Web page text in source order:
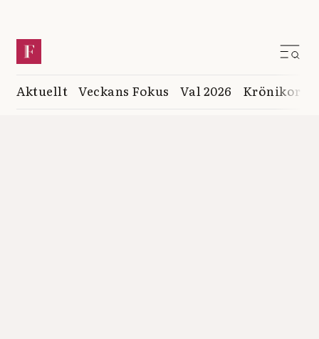
Aktuellt Veckans Fokus Val 2026 Krönikor